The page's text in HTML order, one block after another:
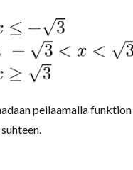
peilaamalla funktion